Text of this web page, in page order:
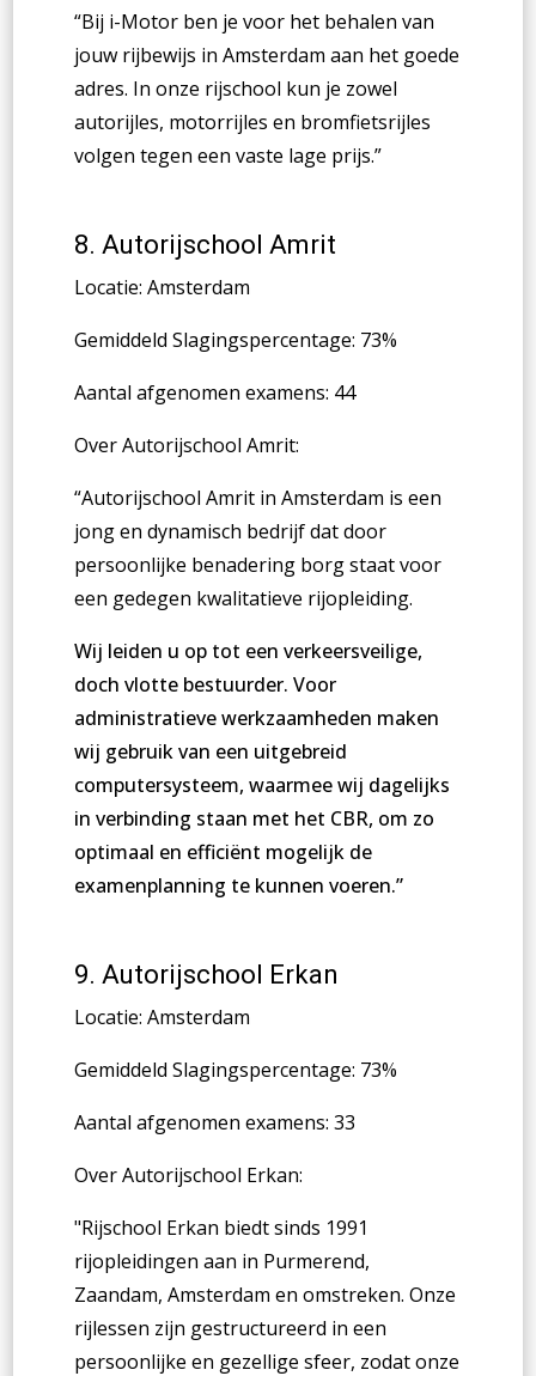
“Bij i-Motor ben je voor het behalen van
jouw rijbewijs in Amsterdam aan het goede
adres. In onze rijschool kun je zowel
autorijles, motorrijles en bromfietsrijles
volgen tegen een vaste lage prijs.”
8. Autorijschool Amrit
Locatie: Amsterdam
Gemiddeld Slagingspercentage: 73%
Aantal afgenomen examens: 44
Over Autorijschool Amrit:
“Autorijschool Amrit in Amsterdam is een
jong en dynamisch bedrijf dat door
persoonlijke benadering borg staat voor
een gedegen kwalitatieve rijopleiding.
Wij leiden u op tot een verkeersveilige,
doch vlotte bestuurder. Voor
administratieve werkzaamheden maken
wij gebruik van een uitgebreid
computersysteem, waarmee wij dagelijks
in verbinding staan met het CBR, om zo
optimaal en efficiënt mogelijk de
examenplanning te kunnen voeren.”
9. Autorijschool Erkan
Locatie: Amsterdam
Gemiddeld Slagingspercentage: 73%
Aantal afgenomen examens: 33
Over Autorijschool Erkan:
"Rijschool Erkan biedt sinds 1991
rijopleidingen aan in Purmerend,
Zaandam, Amsterdam en omstreken. Onze
rijlessen zijn gestructureerd in een
persoonlijke en gezellige sfeer, zodat onze